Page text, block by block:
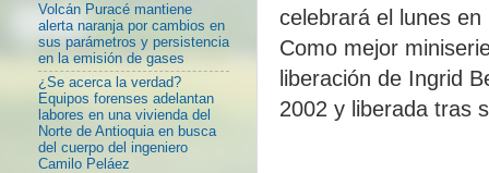
celebrará el lunes en
Como mejor
liberación de Ingrid
2002 y liberada tras
Volcán Puracé mantiene
alerta naranja por cambios en
sus parámetros y persistencia
en la emisión de gases
¿Se acerca la verdad?
Equipos forenses adelantan
labores en una vivienda del
Norte de Antioquia en busca
del cuerpo del ingeniero
Camilo Peláez